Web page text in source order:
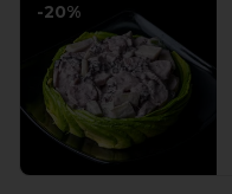
-20%